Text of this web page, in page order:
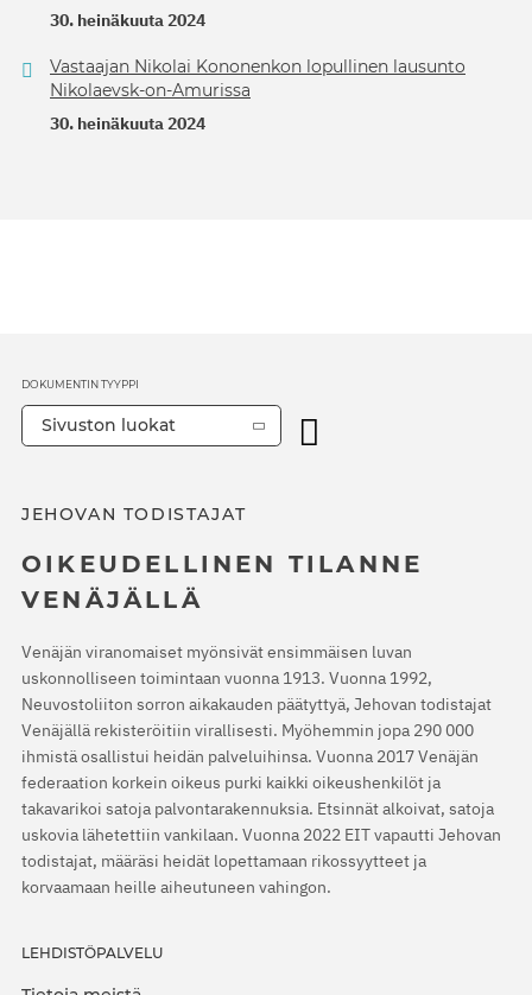
30. heinäkuuta 2024
Vastaajan Nikolai Kononenkon lopullinen lausunto
Nikolaevsk-on-Amurissa
30. heinäkuuta 2024
JEHOVAN TODISTAJAT
OIKEUDELLINEN TILANNE
VENÄJÄLLÄ
Venäjän viranomaiset myönsivät ensimmäisen luvan
uskonnolliseen toimintaan vuonna 1913. Vuonna 1992,
Neuvostoliiton sorron aikakauden päätyttyä, Jehovan todistajat
Venäjällä rekisteröitiin virallisesti. Myöhemmin jopa 290 000
ihmistä osallistui heidän palveluihinsa. Vuonna 2017 Venäjän
federaation korkein oikeus purki kaikki oikeushenkilöt ja
takavarikoi satoja palvontarakennuksia. Etsinnät alkoivat, satoja
uskovia lähetettiin vankilaan. Vuonna 2022 EIT vapautti Jehovan
todistajat, määräsi heidät lopettamaan rikossyytteet ja
korvaamaan heille aiheutuneen vahingon.
LEHDISTÖPALVELU
DOKUMENTIN TYYPPI
Sivuston luokat